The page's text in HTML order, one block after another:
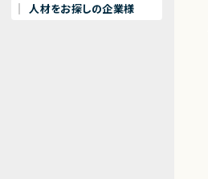
人材をお探しの企業様